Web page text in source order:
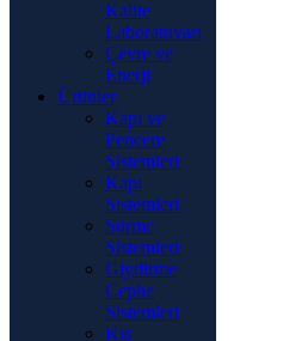
Kalite
Laboratuvarı
Çevre ve
Enerji
Ürünler
Kapı ve
Pencere
Sistemleri
Kapı
Sistemleri
Sürme
Sistemleri
Giydirme
Cephe
Sistemleri
Kış